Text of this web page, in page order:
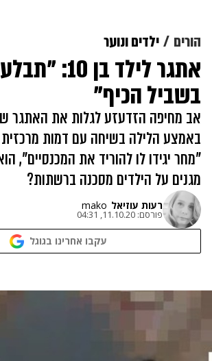
הורים ילדים ונוער
אתגר לילד בן
בשביל הכיף"
אב מחיפה הזדעזע לגלות את האתגר
באמצע הלילה בשיחה עם דמות
"מחר יגידו לו להוריד את המכנסיים",
מגנים על הילדים מסכנה ברשתות?
רעות עוזיאל mako
פורסם: 11.10.20, 04:31
עקבו אחרינו בגוגל